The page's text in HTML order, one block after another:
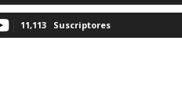
11,113 Suscriptores